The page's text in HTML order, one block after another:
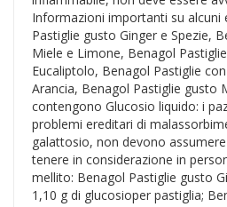
Informazioni importanti su alcuni
Pastiglie gusto Ginger e Spezie,
Miele e Limone, Benagol
Eucaliptolo, Benagol Pastiglie
Arancia, Benagol Pastiglie gusto
contengono Glucosio liquido: i
problemi ereditari di
galattosio, non devono
tenere in considerazione in
mellito: Benagol Pastiglie gusto
1,10 g di glucosioper pastiglia;